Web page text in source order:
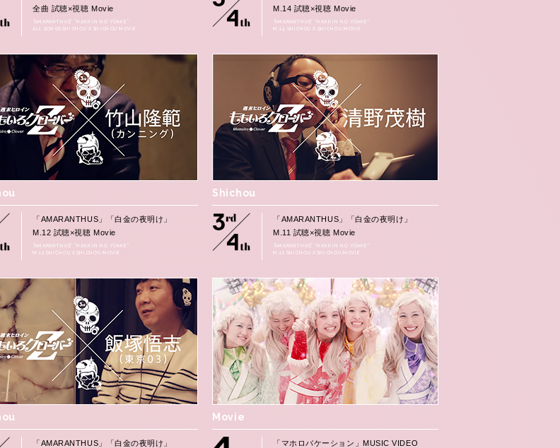
全曲 試聴×視聴 Movie
“AMARANTHUS” “HAKKIN NO YOAKE”
ALL SONGS SHICHOU X SHICHOU MOVIE
M.14 試聴×視聴 Movie
“AMARANTHUS” “HAKKIN NO YOAKE”
M.14 SHICHOU X SHICHOU MOVIE
「AMARANTHUS」「白金の夜明け」
M.12 試聴×視聴 Movie
“AMARANTHUS” “HAKKIN NO YOAKE”
M.12 SHICHOU X SHICHOU MOVIE
Shichou
「AMARANTHUS」「白金の夜明け」
M.11 試聴×視聴 Movie
“AMARANTHUS” “HAKKIN NO YOAKE”
M.11 SHICHOU X SHICHOU MOVIE
「AMARANTHUS」「白金の夜明け」
Movie
「マホロバケーション」MUSIC VIDEO